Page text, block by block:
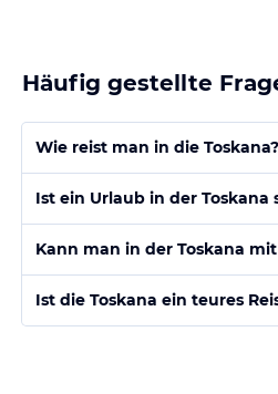
Häufig gestellte
Wie reist man in die Toskana?
Ist ein Urlaub in der Toskana
Kann man in der Toskana
Ist die Toskana ein teures